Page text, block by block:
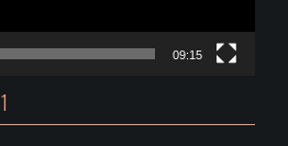
09:15